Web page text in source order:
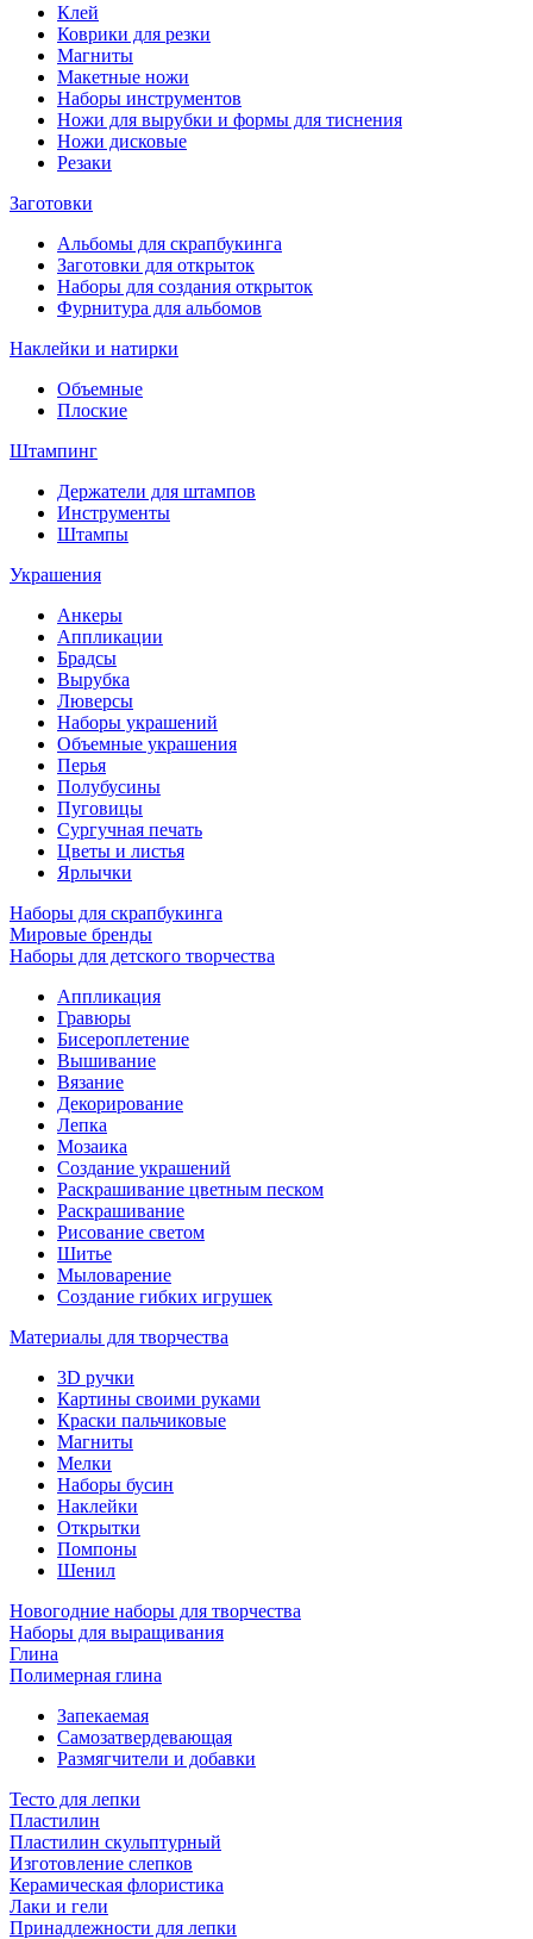
Клей
Коврики для резки
Магниты
Макетные ножи
Наборы инструментов
Ножи для вырубки и формы для тиснения
Ножи дисковые
Резаки
Заготовки
Альбомы для скрапбукинга
Заготовки для открыток
Наборы для создания открыток
Фурнитура для альбомов
Наклейки и натирки
Объемные
Плоские
Штампинг
Держатели для штампов
Инструменты
Штампы
Украшения
Анкеры
Аппликации
Брадсы
Вырубка
Люверсы
Наборы украшений
Объемные украшения
Перья
Полубусины
Пуговицы
Сургучная печать
Цветы и листья
Ярлычки
Наборы для скрапбукинга
Мировые бренды
Наборы для детского творчества
Аппликация
Гравюры
Бисероплетение
Вышивание
Вязание
Декорирование
Лепка
Мозаика
Создание украшений
Раскрашивание цветным песком
Раскрашивание
Рисование светом
Шитье
Мыловарение
Создание гибких игрушек
Материалы для творчества
3D ручки
Картины своими руками
Краски пальчиковые
Магниты
Мелки
Наборы бусин
Наклейки
Открытки
Помпоны
Шенил
Новогодние наборы для творчества
Наборы для выращивания
Глина
Полимерная глина
Запекаемая
Самозатвердевающая
Размягчители и добавки
Тесто для лепки
Пластилин
Пластилин скульптурный
Изготовление слепков
Керамическая флористика
Лаки и гели
Принадлежности для лепки